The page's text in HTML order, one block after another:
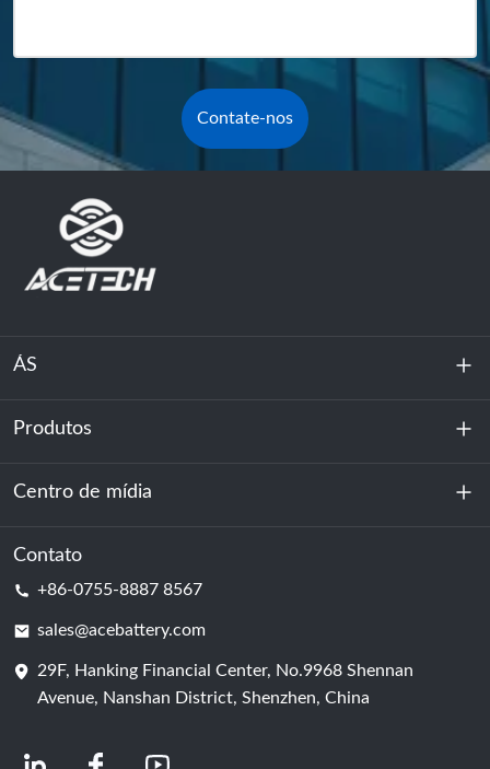
Contate-nos
ÁS
Sobre nós
Sustentabilidade
Produtos
Armazenamento de energia
Centro de dados e sala de servidores
Célula de bateria
Centro de mídia
Notícias
Contato
+86-0755-8887 8567
sales@acebattery.com
29F, Hanking Financial Center, No.9968 Shennan
Avenue, Nanshan District, Shenzhen, China